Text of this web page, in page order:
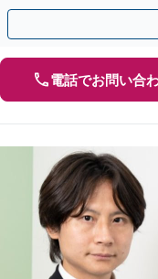
電話でお問い合